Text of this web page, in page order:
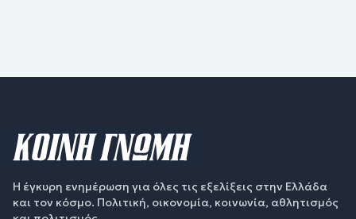
Η έγκυρη ενημέρωση για όλες τις εξελίξεις στην Ελλάδα
και τον κόσμο. Πολιτική, οικονομία, κοινωνία, αθλητισμός